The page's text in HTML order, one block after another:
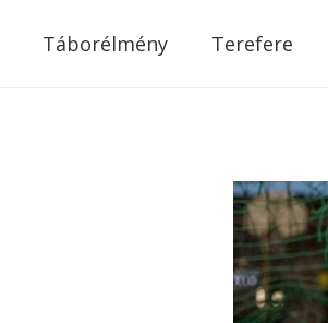
Táborélmény Terefere